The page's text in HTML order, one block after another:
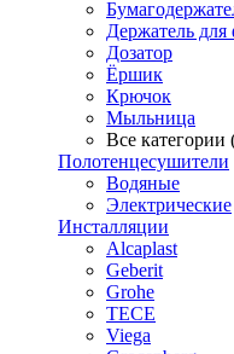
Держатель для
Дозатор
Ёршик
Крючок
Мыльница
Все категории
Полотенцесушители
Водяные
Электрические
Инсталляции
Alcaplast
Geberit
Grohe
TECE
Viega